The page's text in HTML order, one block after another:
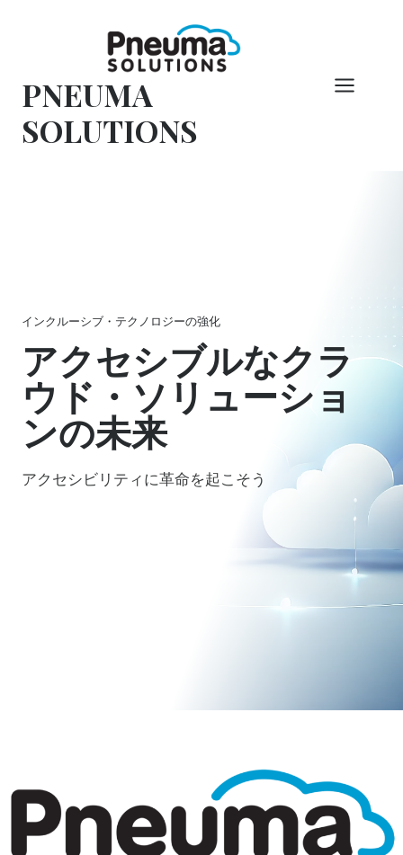
PNEUMA
SOLUTIONS
インクルーシブ・テクノロジーの強化
アクセシブルなクラ
ウド・ソリューショ
ンの未来
アクセシビリティに革命を起こそう